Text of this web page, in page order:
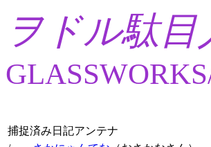
ヲドル駄目
捕捉済み日記アンテナ